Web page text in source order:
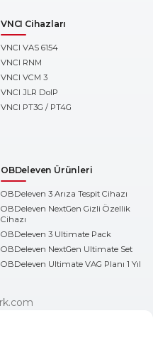
VNCI Cihazları
VNCI VAS 6154
VNCI RNM
VNCI VCM 3
VNCI JLR DoIP
VNCI PT3G / PT4G
OBDeleven Ürünleri
OBDeleven 3 Arıza Tespit Cihazı
OBDeleven NextGen Gizli Özellik
Cihazı
OBDeleven 3 Ultimate Pack
OBDeleven NextGen Ultimate Set
OBDeleven Ultimate VAG Planı 1 Yıl